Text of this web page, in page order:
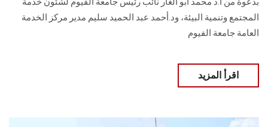
المجتمع وتنمية البيئة، ود.أحمد عبد الحميد سليم مدير مركز الخدمة
العامة جامعة الفيوم
اقرأ المزيد